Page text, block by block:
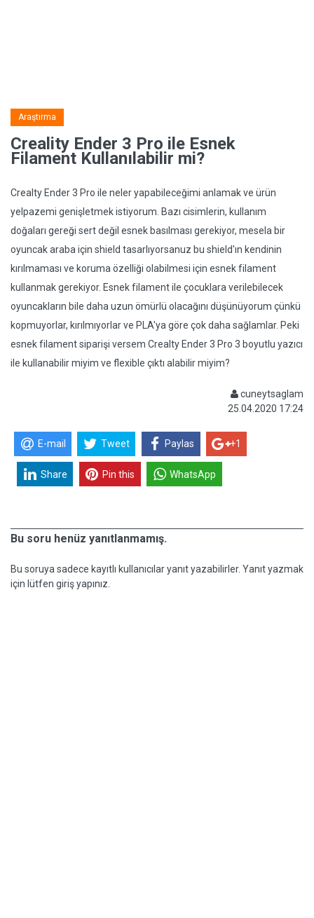
Araştırma
Creality Ender 3 Pro ile Esnek
Filament Kullanılabilir mi?
Crealty Ender 3 Pro ile neler yapabileceğimi anlamak ve ürün
yelpazemi genişletmek istiyorum. Bazı cisimlerin, kullanım
doğaları gereği sert değil esnek basılması gerekiyor, mesela bir
oyuncak araba için shield tasarlıyorsanuz bu shield'ın kendinin
kırılmaması ve koruma özelliği olabilmesi için esnek filament
kullanmak gerekiyor. Esnek filament ile çocuklara verilebilecek
oyuncakların bile daha uzun ömürlü olacağını düşünüyorum çünkü
kopmuyorlar, kırılmıyorlar ve PLA'ya göre çok daha sağlamlar. Peki
esnek filament siparişi versem Crealty Ender 3 Pro 3 boyutlu yazıcı
ile kullanabilir miyim ve flexible çıktı alabilir miyim?
cuneytsaglam
25.04.2020 17:24
E-mail Tweet Paylas +1
Share Pin this WhatsApp
Bu soru henüz yanıtlanmamış.
Bu soruya sadece kayıtlı kullanıcılar yanıt yazabilirler. Yanıt yazmak
için lütfen giriş yapınız.